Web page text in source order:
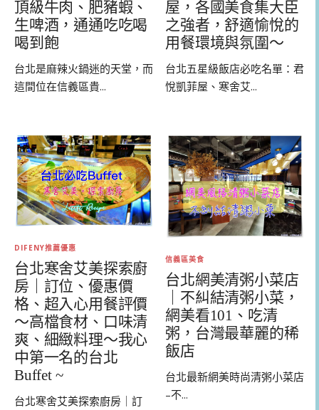
頂級牛肉、肥豬蝦、
生啤酒，通通吃吃喝
喝到飽
台北是麻辣火鍋迷的天堂，而
這間位在信義區貴...
屋，各國美食集大臣
之強者，舒適愉悅的
用餐環境與氛圍～
台北五星級飯店必吃名單：君
悅凱菲屋、寒舍艾...
DIFENY推薦優惠
台北寒舍艾美探索廚
房｜訂位、優惠價
格、超入心用餐評價
～高檔食材、口味清
爽、細緻料理～我心
中第一名的台北
Buffet ~
台北寒舍艾美探索廚房｜訂
信義區美食
台北網美清粥小菜店
｜不糾結清粥小菜，
網美看101、吃清
粥，台灣最華麗的稀
飯店
台北最新網美時尚清粥小菜店
–不...